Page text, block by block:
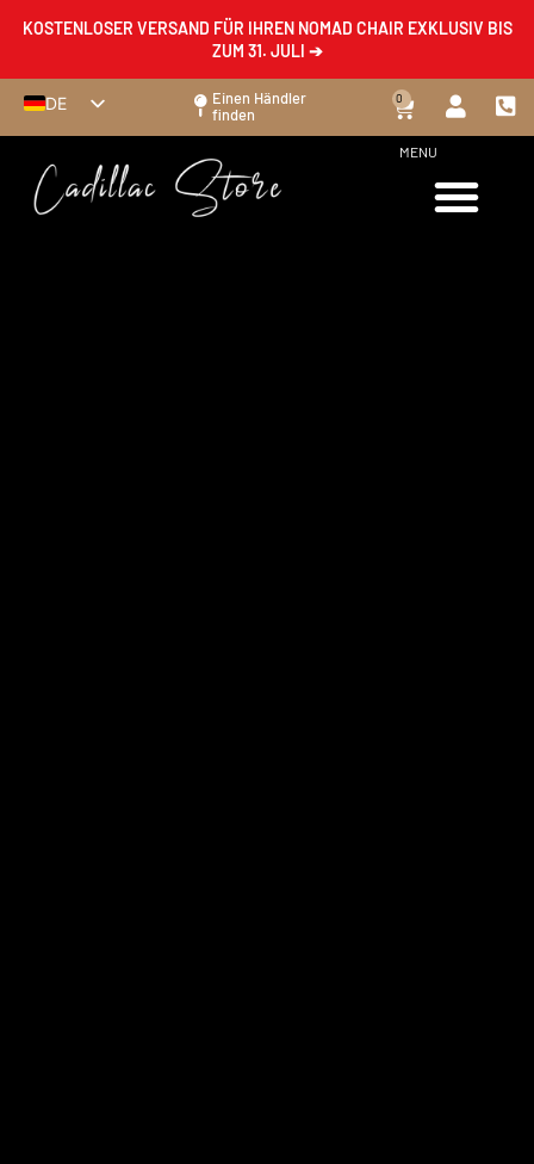
KOSTENLOSER VERSAND FÜR IHREN NOMAD CHAIR EXKLUSIV BIS
ZUM 31. JULI ➔
DE
FR
EN
ES
Einen Händler
finden
0
MENU